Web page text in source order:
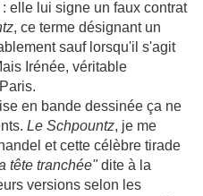
elle lui signe un faux contrat
, ce terme désignant un
sauf lorsqu'il s'agit
Irénée, véritable
en bande dessinée ça ne
Le Schpountz, je me
et cette célèbre tirade
tête tranchée"dite à la
versions selon les